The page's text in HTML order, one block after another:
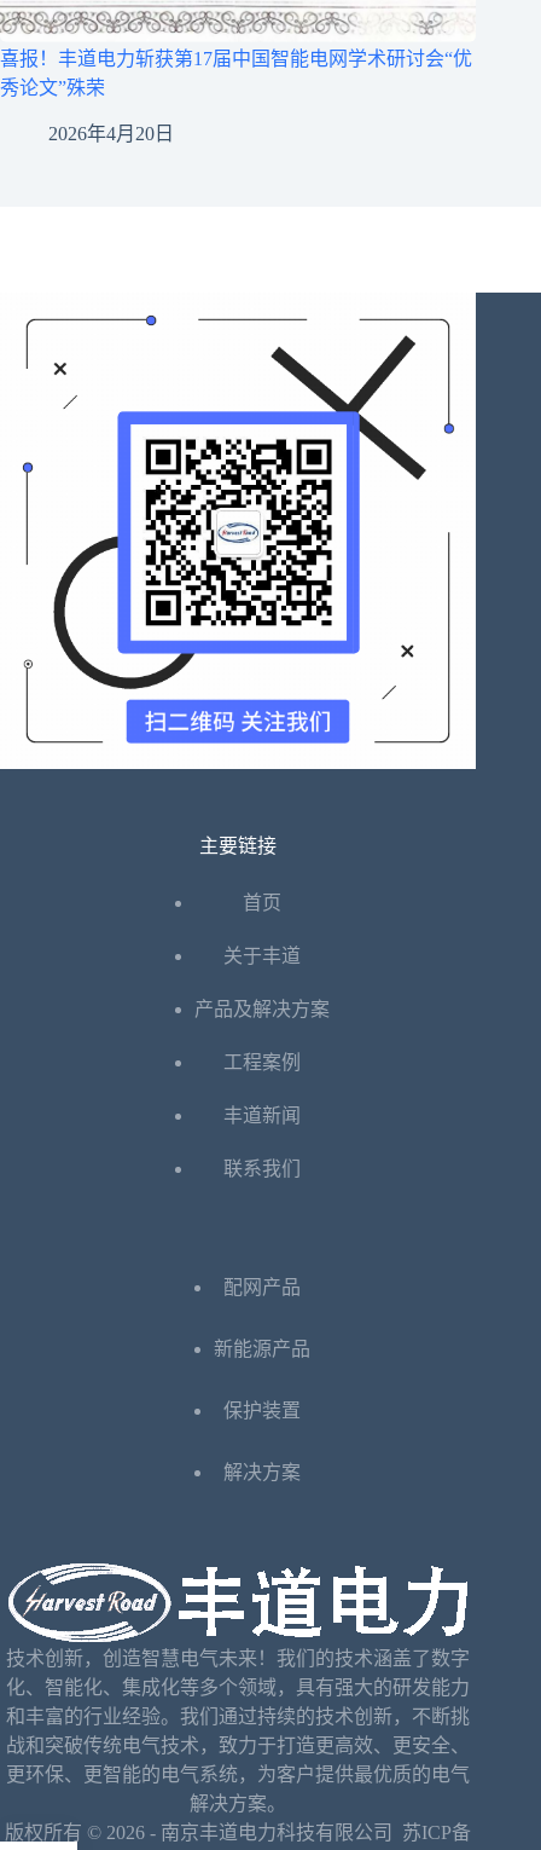
喜报！丰道电力斩获第17届中国智能电网学术研讨会“优
秀论文”殊荣
2026年4月20日
主要链接
首页
关于丰道
产品及解决方案
工程案例
丰道新闻
联系我们
配网产品
新能源产品
保护装置
解决方案
技术创新，创造智慧电气未来！我们的技术涵盖了数字
化、智能化、集成化等多个领域，具有强大的研发能力
和丰富的行业经验。我们通过持续的技术创新，不断挑
战和突破传统电气技术，致力于打造更高效、更安全、
更环保、更智能的电气系统，为客户提供最优质的电气
解决方案。
版权所有 © 2026 - 南京丰道电力科技有限公司 苏ICP备